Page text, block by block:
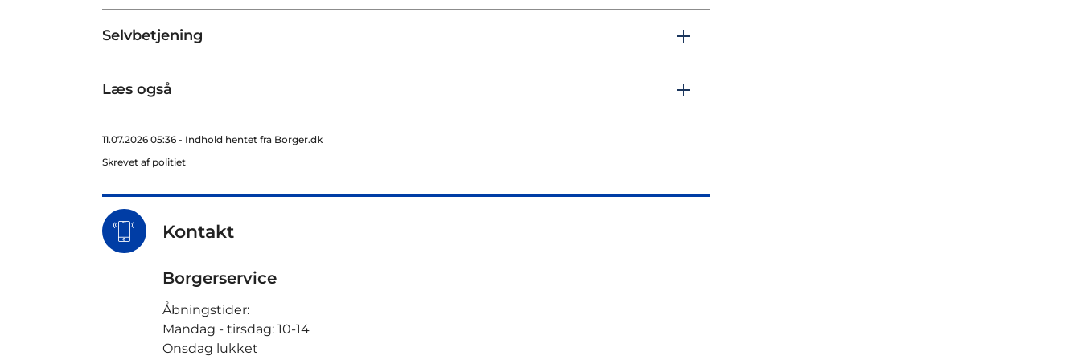
Selvbetjening
Læs også
11.07.2026 05:36 - Indhold hentet fra Borger.dk
Skrevet af politiet
Kontakt
Borgerservice
Åbningstider:
Mandag - tirsdag: 10-14
Onsdag lukket